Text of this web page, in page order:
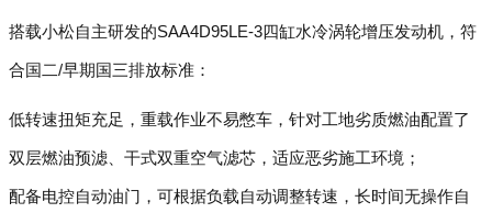
搭载小松自主研发的SAA4D95LE-3四缸水冷涡轮增压发动机，符
合国二/早期国三排放标准：
低转速扭矩充足，重载作业不易憋车，针对工地劣质燃油配置了
双层燃油预滤、干式双重空气滤芯，适应恶劣施工环境；
配备电控自动油门，可根据负载自动调整转速，长时间无操作自